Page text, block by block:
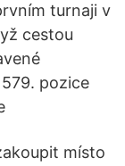
turnaji v
cestou
pozice
místo